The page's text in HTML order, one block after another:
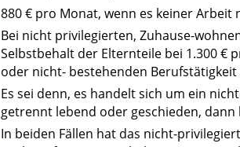
880 € pro Monat, wenn es keiner Arbeit
Bei nicht privilegierten, Zuhause-
Selbstbehalt der Elternteile bei 1.300 €
oder nicht- bestehenden Berufstätigkeit
Es sei denn, es handelt sich um ein
getrennt lebend oder geschieden,
In beiden Fällen hat das nicht-